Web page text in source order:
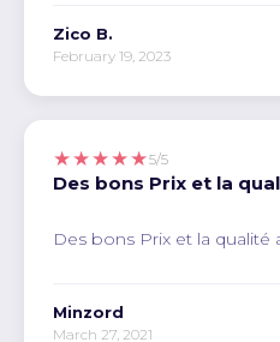
Zico B.
February 19, 2023
★★★★★5/5
Des bons Prix et la
Des bons Prix et la qualité
Minzord
March 27, 2021